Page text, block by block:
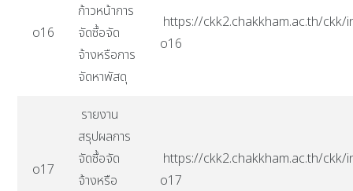
o16
ก้าวหน้าการ
จัดซื้อจัด
จ้างหรือการ
จัดหาพัสดุ
https://ckk2.chakkham.ac.th/
o16
o17
รายงาน
สรุปผลการ
จัดซื้อจัด
จ้างหรือ
https://ckk2.chakkham.ac.th/
o17